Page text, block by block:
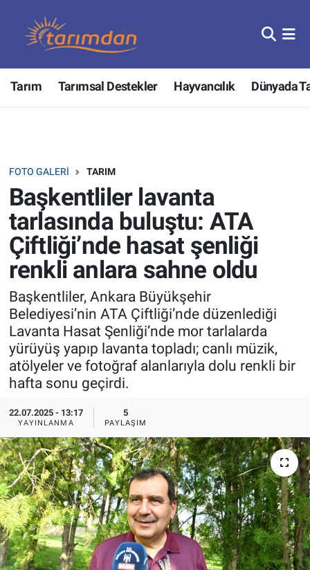
Tarım Tarımsal Destekler Hayvancılık Dünyada
FOTO GALERI TARIM
Başkentliler lavanta
tarlasında buluştu: ATA
Çiftliği’nde hasat şenliği
renkli anlara sahne oldu
Başkentliler, Ankara Büyükşehir
Belediyesi’nin ATA Çiftliği’nde düzenlediği
Lavanta Hasat Şenliği’nde mor tarlalarda
yürüyüş yapıp lavanta topladı; canlı müzik,
atölyeler ve fotoğraf alanlarıyla dolu renkli bir
hafta sonu geçirdi.
22.07.2025 - 13:17
YAYINLANMA
5
PAYLAŞIM
Tarım
Hayvancılık
Tarımsal Destekler
Tarım Bakanlığı
TZOB
Tarım Kredi Kooperatifleri
Pankobirlik
Et fiyatları
Tarım Bilgisi
Yetiştirici Soruyor
Dünyada Tarım
Üretici Birlikleri
Şeker ve Şekerli Mamüller
Nöbetçi Eczaneler
Hava Durumu
Tüm Manşetler
Son Dakika Haberleri
Haber Arşivi